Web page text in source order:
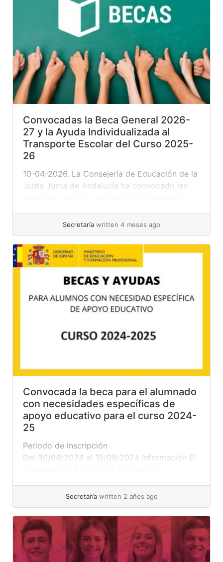
Convocadas la Beca General 2026-
27 y la Ayuda Individualizada al
Transporte Escolar del Curso 2025-
26
10-04-2026. La Consejería de Educación de la
Junta Junta de Andalucía ha convocado las
información sobre todas las becas: Your
browser does not support the video tag.
Enlace con toda la información de todas estas
becas y ayudas
Secretaría written 4 meses ago
Convocada la beca para el alumnado
con necesidades específicas de
apoyo educativo para el curso 2024-
25
Periodo de inscripción
Del 30/04/2024 al 15/09/2024 Información El
2024-2025 las ayudas para el alumnado con
necesidades específicas de apoyo educativo.
El alumnado que puede pedir estas ayudas
debe cumplir los siguientes requisitos,
referidos al curso 2024-2025: a) Alumnado
con discapacidad, trastorno grave de
Secretaría written 2 años ago